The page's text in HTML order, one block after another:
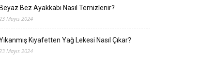
Bez Ayakkabı Nasıl Temizlenir?
Mayıs 2024
Kıyafetten Yağ Lekesi Nasıl Çıkar?
Mayıs 2024